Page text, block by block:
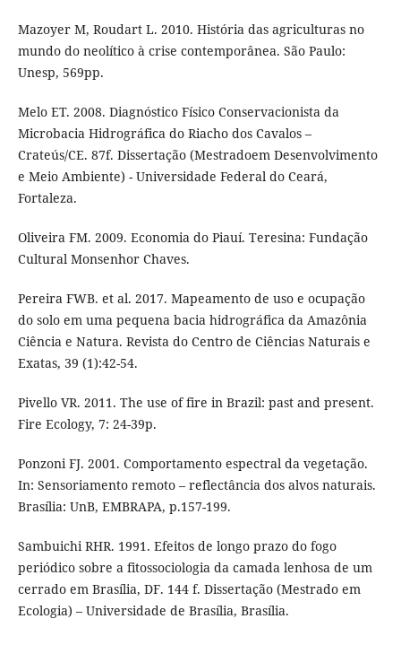
Mazoyer M, Roudart L. 2010. História das agriculturas no
mundo do neolítico à crise contemporânea. São Paulo:
Unesp, 569pp.
Melo ET. 2008. Diagnóstico Físico Conservacionista da
Microbacia Hidrográfica do Riacho dos Cavalos –
Crateús/CE. 87f. Dissertação (Mestradoem Desenvolvimento
e Meio Ambiente) - Universidade Federal do Ceará,
Fortaleza.
Oliveira FM. 2009. Economia do Piauí. Teresina: Fundação
Cultural Monsenhor Chaves.
Pereira FWB. et al. 2017. Mapeamento de uso e ocupação
do solo em uma pequena bacia hidrográfica da Amazônia
Ciência e Natura. Revista do Centro de Ciências Naturais e
Exatas, 39 (1):42-54.
Pivello VR. 2011. The use of fire in Brazil: past and present.
Fire Ecology, 7: 24-39p.
Ponzoni FJ. 2001. Comportamento espectral da vegetação.
In: Sensoriamento remoto – reflectância dos alvos naturais.
Brasília: UnB, EMBRAPA, p.157-199.
Sambuichi RHR. 1991. Efeitos de longo prazo do fogo
periódico sobre a fitossociologia da camada lenhosa de um
cerrado em Brasília, DF. 144 f. Dissertação (Mestrado em
Ecologia) – Universidade de Brasília, Brasília.